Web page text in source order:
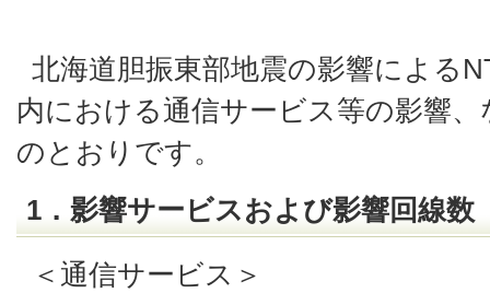
北海道胆振東部地震の影響による
内における通信サービス等の影響
のとおりです。
1．影響サービスおよび影響回線数
＜通信サービス＞